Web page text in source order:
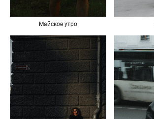
Майское утро